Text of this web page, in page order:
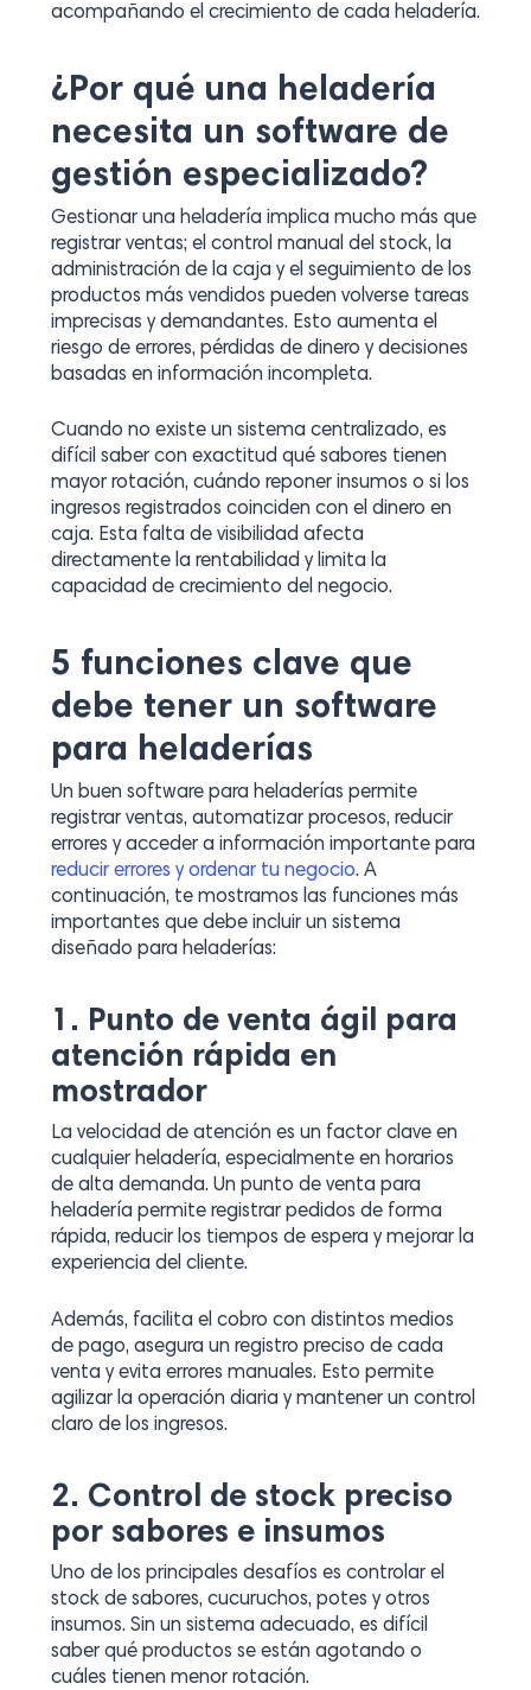
acompañando el crecimiento de cada heladería.
¿Por qué una heladería
necesita un software de
gestión especializado?
Gestionar una heladería implica mucho más que
registrar ventas; el control manual del stock, la
administración de la caja y el seguimiento de los
productos más vendidos pueden volverse tareas
imprecisas y demandantes. Esto aumenta el
riesgo de errores, pérdidas de dinero y decisiones
basadas en información incompleta.
Cuando no existe un sistema centralizado, es
difícil saber con exactitud qué sabores tienen
mayor rotación, cuándo reponer insumos o si los
ingresos registrados coinciden con el dinero en
caja. Esta falta de visibilidad afecta
directamente la rentabilidad y limita la
capacidad de crecimiento del negocio.
5 funciones clave que
debe tener un software
para heladerías
Un buen software para heladerías permite
registrar ventas, automatizar procesos, reducir
errores y acceder a información importante para
reducir errores y ordenar tu negocio. A
continuación, te mostramos las funciones más
importantes que debe incluir un sistema
diseñado para heladerías:
1. Punto de venta ágil para
atención rápida en
mostrador
La velocidad de atención es un factor clave en
cualquier heladería, especialmente en horarios
de alta demanda. Un punto de venta para
heladería permite registrar pedidos de forma
rápida, reducir los tiempos de espera y mejorar la
experiencia del cliente.
Además, facilita el cobro con distintos medios
de pago, asegura un registro preciso de cada
venta y evita errores manuales. Esto permite
agilizar la operación diaria y mantener un control
claro de los ingresos.
2. Control de stock preciso
por sabores e insumos
Uno de los principales desafíos es controlar el
stock de sabores, cucuruchos, potes y otros
insumos. Sin un sistema adecuado, es difícil
saber qué productos se están agotando o
cuáles tienen menor rotación.